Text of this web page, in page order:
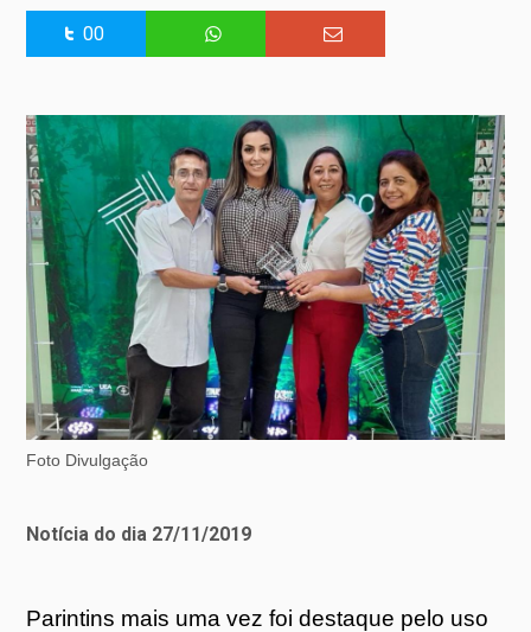
00
Foto Divulgação
Notícia do dia 27/11/2019
Parintins mais uma vez foi destaque pelo uso